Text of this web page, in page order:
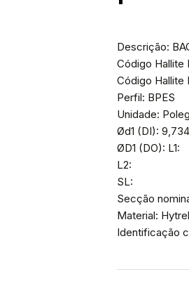
Descrição:
Código Hallite
Código Hallite
Perfil: BPES
Unidade:
Ød1 (DI): 9,734
ØD1 (DO): L1:
L2:
SL:
Secção
Material: Hytrel
Identificação